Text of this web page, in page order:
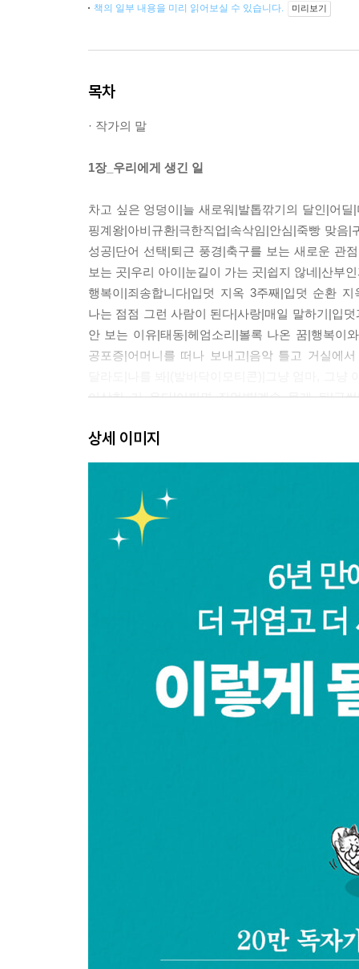
책의 일부 내용을 미리 읽어보실 수 있습니다. 미리보기
목차
· 작가의 말
1장_우리에게 생긴 일
차고 싶은 엉덩이|늘 새로워|발톱깎기의 달인|어
핑계왕|아비규환|극한직업|속삭임|안심|죽빵 맞음
성공|단어 선택|퇴근 풍경|축구를 보는 새로운 관
보는 곳|우리 아이|눈길이 가는 곳|쉽지 않네|산부
행복이|죄송합니다|입덧 지옥 3주째|입덧 순환
나는 점점 그런 사람이 된다|사랑|매일 말하기|입
안 보는 이유|태동|헤엄소리|볼록 나온 꿈|행복이
공포증|어머니를 떠나 보내고|음악 틀고 거실에
이상한 거 온다|어쩌면 직업병|계속 묻게 됨|글
2장 행복이 무럭무럭
대추|놀아 달라|오늘의 참사|소개|입방정|좋은 소
잉크|위에 뭐 없음 1|위에 뭐 없음 2|아기 체육관
건강함|웃음의 시작|아내가 내게 보낸 것|자기
아기 토크|필사적인 음소거|손아귀에 힘이 생김
시즌|1순위 사랑|손톱 발톱 깎을 때|어떤 죄책감
헤어 스타일|따가운 시선|늦은 출근|열심히 걷
아봐|행복이를 대하는 고양이들의 태도|걷기
3장 지금 여기, 우리
태닝|달팽이 효과|감기 공동체|질병 공동체|미모
일상 만화를 그린다는 것은|행복 알람|어휘가
검사|사랑 뭘까|도와준다며|잘자쏘 검사|숨어서
좋은 편|개구쟁이 스타일|무쓸모 카운트|제대로
설명하기|약속의 의미|우량주 선구안|감사함이
발바닥이 아플수록|사랑 뭘까|예뻐라이팅|잔소
상세 이미지